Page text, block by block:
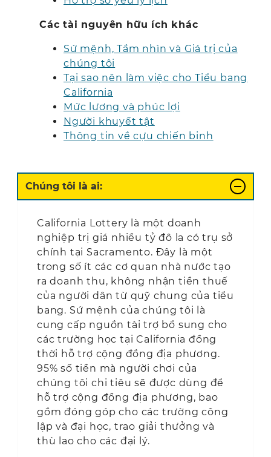
Các tài nguyên hữu ích khác
Sứ mệnh, Tầm nhìn và Giá trị của
chúng tôi
Tại sao nên làm việc cho Tiểu bang
California
Mức lương và phúc lợi
Người khuyết tật
Thông tin về cựu chiến binh
Chúng tôi là ai:
California Lottery là một doanh
nghiệp trị giá nhiều tỷ đô la có trụ sở
chính tại Sacramento. Đây là một
trong số ít các cơ quan nhà nước tạo
ra doanh thu, không nhận tiền thuế
của người dân từ quỹ chung của tiểu
bang. Sứ mệnh của chúng tôi là
cung cấp nguồn tài trợ bổ sung cho
các trường học tại California đồng
thời hỗ trợ cộng đồng địa phương.
95% số tiền mà người chơi của
chúng tôi chi tiêu sẽ được dùng để
hỗ trợ cộng đồng địa phương, bao
gồm đóng góp cho các trường công
lập và đại học, trao giải thưởng và
thù lao cho các đại lý.